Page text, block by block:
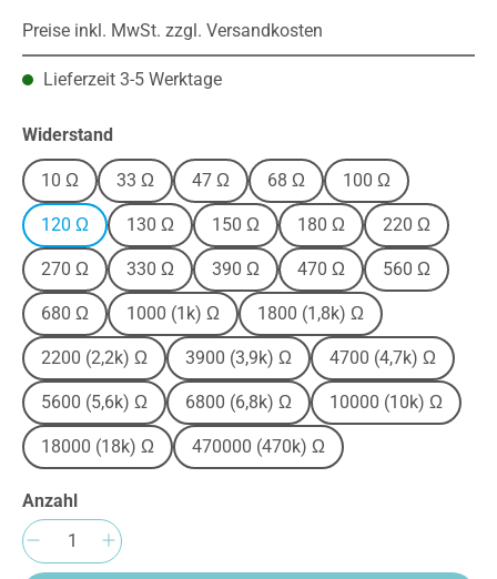
Preise inkl. MwSt. zzgl. Versandkosten
Lieferzeit 3-5 Werktage
Widerstandauswählen
10 Ω 33 Ω 47 Ω 68 Ω 100 Ω
120 Ω 130 Ω 150 Ω 180 Ω 220 Ω
270 Ω 330 Ω 390 Ω 470 Ω 560 Ω
680 Ω 1000 (1k) Ω 1800 (1,8k) Ω
2200 (2,2k) Ω 3900 (3,9k) Ω 4700 (4,7k) Ω
5600 (5,6k) Ω 6800 (6,8k) Ω 10000 (10k) Ω
18000 (18k) Ω 470000 (470k) Ω
Anzahl
Produkt Anzahl: Gib den gewünschten